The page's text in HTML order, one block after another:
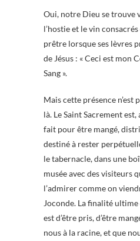
Oui, notre Dieu se trouve
l’hostie et le vin
prêtre lorsque ses lèvres
de Jésus : « Ceci est mon
Sang ».
Mais cette présence n’est
là. Le Saint Sacrement
fait pour être mangé,
destiné à rester
le tabernacle, dans une
musée avec des visiteurs
l’admirer comme on
Joconde. La finalité
est d’être pris, d’être
nous à la racine, et que